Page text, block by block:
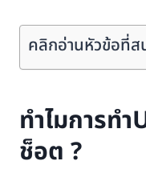
คลิกอ่านหัวข้อที่ส
ทำไมการท
ช็อต ?